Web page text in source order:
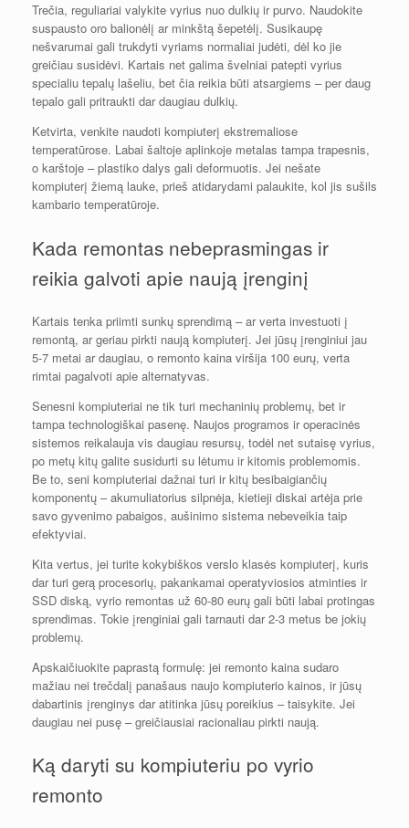
Trečia, reguliariai valykite vyrius nuo dulkių ir purvo. Naudokite
suspausto oro balionėlį ar minkštą šepetėlį. Susikaupę
nešvarumai gali trukdyti vyriams normaliai judėti, dėl ko jie
greičiau susidėvi. Kartais net galima švelniai patepti vyrius
specialiu tepalų lašeliu, bet čia reikia būti atsargiems – per daug
tepalo gali pritraukti dar daugiau dulkių.
Ketvirta, venkite naudoti kompiuterį ekstremaliose
temperatūrose. Labai šaltoje aplinkoje metalas tampa trapesnis,
o karštoje – plastiko dalys gali deformuotis. Jei nešate
kompiuterį žiemą lauke, prieš atidarydami palaukite, kol jis sušils
kambario temperatūroje.
Kada remontas nebeprasmingas ir
reikia galvoti apie naują įrenginį
Kartais tenka priimti sunkų sprendimą – ar verta investuoti į
remontą, ar geriau pirkti naują kompiuterį. Jei jūsų įrenginiui jau
5-7 metai ar daugiau, o remonto kaina viršija 100 eurų, verta
rimtai pagalvoti apie alternatyvas.
Senesni kompiuteriai ne tik turi mechaninių problemų, bet ir
tampa technologiškai pasenę. Naujos programos ir operacinės
sistemos reikalauja vis daugiau resursų, todėl net sutaisę vyrius,
po metų kitų galite susidurti su lėtumu ir kitomis problemomis.
Be to, seni kompiuteriai dažnai turi ir kitų besibaigiančių
komponentų – akumuliatorius silpnėja, kietieji diskai artėja prie
savo gyvenimo pabaigos, aušinimo sistema nebeveikia taip
efektyviai.
Kita vertus, jei turite kokybiškos verslo klasės kompiuterį, kuris
dar turi gerą procesorių, pakankamai operatyviosios atminties ir
SSD diską, vyrio remontas už 60-80 eurų gali būti labai protingas
sprendimas. Tokie įrenginiai gali tarnauti dar 2-3 metus be jokių
problemų.
Apskaičiuokite paprastą formulę: jei remonto kaina sudaro
mažiau nei trečdalį panašaus naujo kompiuterio kainos, ir jūsų
dabartinis įrenginys dar atitinka jūsų poreikius – taisykite. Jei
daugiau nei pusę – greičiausiai racionaliau pirkti naują.
Ką daryti su kompiuteriu po vyrio
remonto